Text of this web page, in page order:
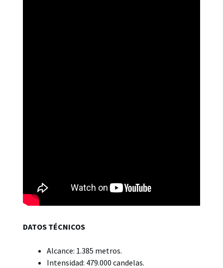
DATOS TÉCNICOS
Alcance: 1.385 metros.
Intensidad: 479.000 candelas.